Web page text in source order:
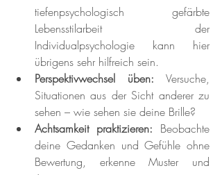
tiefenpsychologisch gefärbte
Lebensstilarbeit der
Individualpsychologie kann hier
übrigens sehr hilfreich sein.
Perspektivwechsel üben: Versuche,
Situationen aus der Sicht anderer zu
sehen – wie sehen sie deine Brille?
Achtsamkeit praktizieren: Beobachte
deine Gedanken und Gefühle ohne
Bewertung, erkenne Muster und